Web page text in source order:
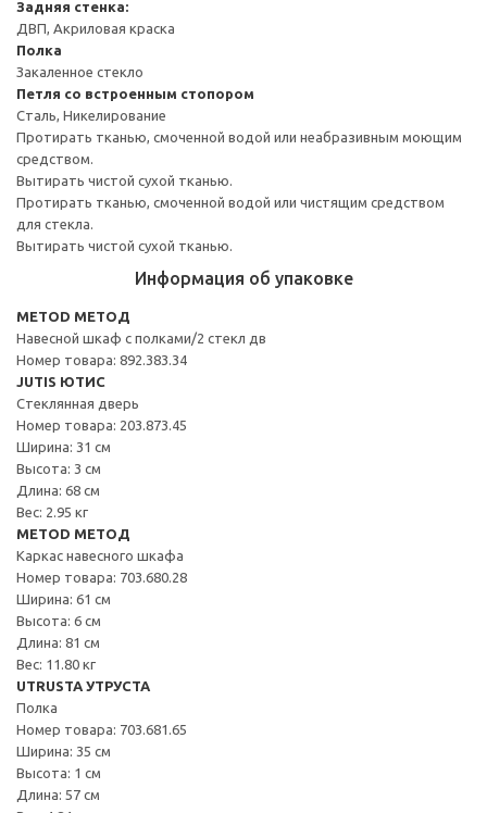
Задняя стенка:
ДВП, Акриловая краска
Полка
Закаленное стекло
Петля со встроенным стопором
Сталь, Никелирование
Протирать тканью, смоченной водой или неабразивным моющим
средством.
Вытирать чистой сухой тканью.
Протирать тканью, смоченной водой или чистящим средством
для стекла.
Вытирать чистой сухой тканью.
Информация об упаковке
METOD МЕТОД
Навесной шкаф с полками/2 стекл дв
Номер товара: 892.383.34
JUTIS ЮТИС
Стеклянная дверь
Номер товара: 203.873.45
Ширина: 31 см
Высота: 3 см
Длина: 68 см
Вес: 2.95 кг
METOD МЕТОД
Каркас навесного шкафа
Номер товара: 703.680.28
Ширина: 61 см
Высота: 6 см
Длина: 81 см
Вес: 11.80 кг
UTRUSTA УТРУСТА
Полка
Номер товара: 703.681.65
Ширина: 35 см
Высота: 1 см
Длина: 57 см